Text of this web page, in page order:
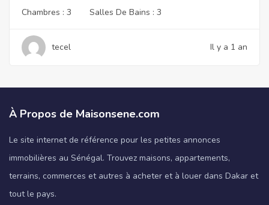
Chambres : 3 Salles De Bains : 3
tecel Il y a 1 an
À Propos de Maisonsene.com
Le site internet de référence pour les petites annonces
immobilières au Sénégal. Trouvez maisons, appartements,
terrains, commerces et autres à acheter et à louer dans Dakar et
tout le pays.